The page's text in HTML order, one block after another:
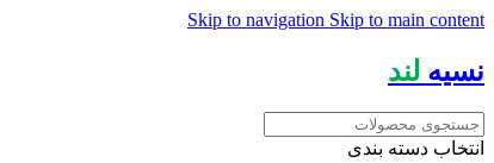
Skip to navigation Skip to main content
نسیه لند
انتخاب دسته بندی